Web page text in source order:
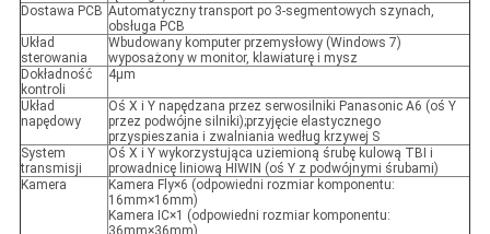
Dostawa PCB Automatyczny transport po 3-segmentowych szynach,
obsługa PCB
Układ
sterowania
Wbudowany komputer przemysłowy (Windows 7)
wyposażony w monitor, klawiaturę i mysz
Dokładność
kontroli
4μm
Układ
napędowy
Oś X i Y napędzana przez serwosilniki Panasonic A6 (oś Y
przez podwójne silniki);przyjęcie elastycznego
przyspieszania i zwalniania według krzywej S
System
transmisji
Oś X i Y wykorzystująca uziemioną śrubę kulową TBI i
prowadnicę liniową HIWIN (oś Y z podwójnymi śrubami)
Kamera
Kamera Fly×6 (odpowiedni rozmiar komponentu:
16mm×16mm)
Kamera IC×1 (odpowiedni rozmiar komponentu: